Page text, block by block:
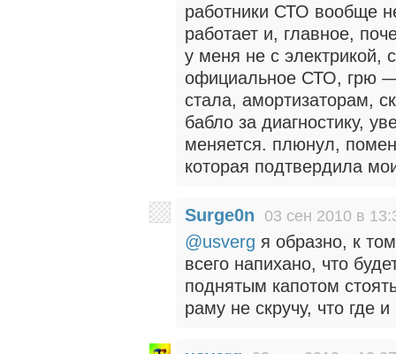
работники СТО вообще
работает и, главное,
у меня не с электрикой,
официальное СТО, грю
стала, амортизаторам,
бабло за диагностику,
меняется. плюнул,
которая подтвердила
Surge0n 03 сен 2010 в
@usverg я образно, к
всего напихано, что
поднятым капотом
раму не скручу, что где и